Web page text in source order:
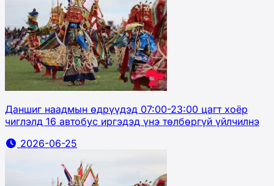
Даншиг наадмын өдрүүдэд 07:00-23:00 цагт хоёр
чиглэлд 16 автобус иргэдэд үнэ төлбөргүй үйлчилнэ
2026-06-25